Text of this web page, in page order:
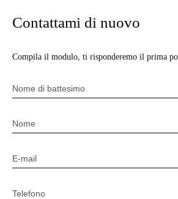
Contattami di nuovo
Compila il modulo, ti risponderemo il prima
Nome di battesimo
Nome
E-mail
Telefono